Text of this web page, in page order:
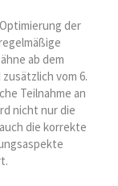
der
ab dem
vom 6.
Teilnahme an
nicht nur die
die korrekte